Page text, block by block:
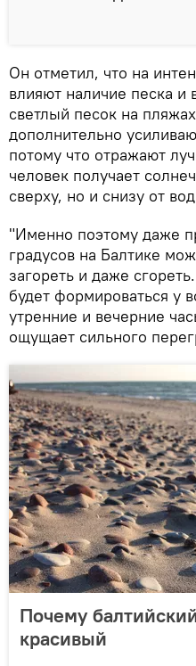
Он отметил, что на
влияют наличие песка
светлый песок на
дополнительно
потому что отражают
человек получает
сверху, но и снизу от
"Именно поэтому даже
градусов на Балтике
загореть и даже
будет формироваться у
утренние и вечерние
ощущает сильного
Почему
красивый